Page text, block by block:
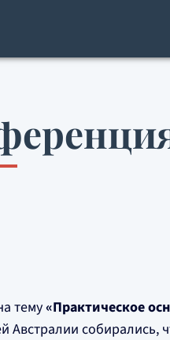
тему«Практическое
Австралии